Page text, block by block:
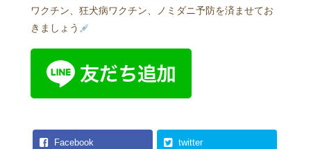
ワクチン、狂犬病ワクチン、ノミダニ予防を済ませてお
きましょう
Facebook twitter